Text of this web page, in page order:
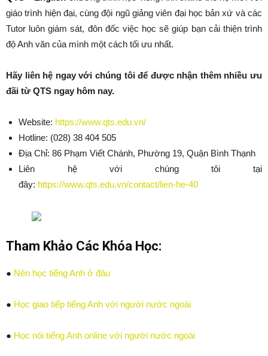
giáo trình hiện đại, cùng đội ngũ giảng viên đại học bản xứ và các
Tutor luôn giám sát, đôn đốc việc học sẽ giúp bạn cải thiện trình
độ Anh văn của mình một cách tối ưu nhất.
Hãy liên hệ ngay với chúng tôi để được nhận thêm nhiều ưu
đãi từ QTS ngay hôm nay.
Website: https://www.qts.edu.vn/
Hotline: (028) 38 404 505
Địa Chỉ: 86 Phạm Viết Chánh, Phường 19, Quận Bình Thạnh
Liên hệ với chúng tôi tại
đây: https://www.qts.edu.vn/contact/lien-he-40
Tham Khảo Các Khóa Học:
● Nên học tiếng Anh ở đâu
● Học giao tiếp tiếng Anh với người nước ngoài
● Học nói tiếng Anh online với người nước ngoài